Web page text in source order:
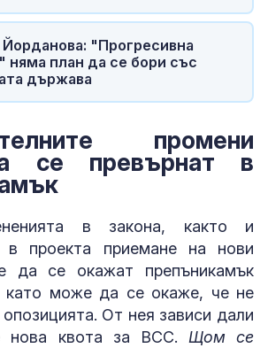
"Прогресивна
няма план да се бори със
държава
промени
се превърнат в
в закона, както и
в проекта приемане на нови
да се окажат препъникамък
като може да се окаже, че не
От нея зависи дали
нова квота за ВСС. Щом се